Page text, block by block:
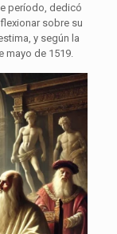
período, dedicó
sobre su
y según la
mayo de 1519.